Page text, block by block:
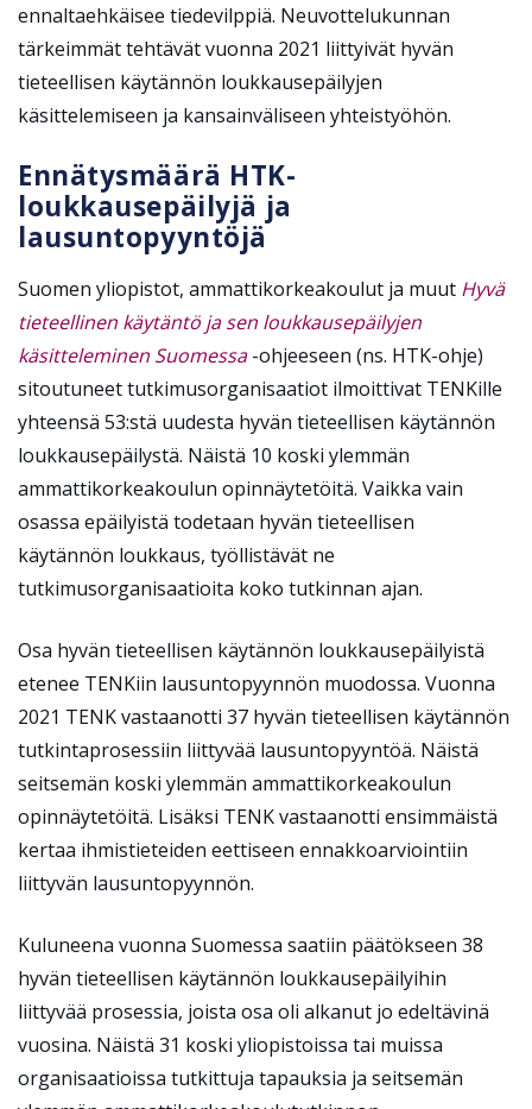
ennaltaehkäisee tiedevilppiä. Neuvottelukunnan
tärkeimmät tehtävät vuonna 2021 liittyivät hyvän
tieteellisen käytännön loukkausepäilyjen
käsittelemiseen ja kansainväliseen yhteistyöhön.
Ennätysmäärä HTK-
loukkausepäilyjä ja
lausuntopyyntöjä
Suomen yliopistot, ammattikorkeakoulut ja muut Hyvä
tieteellinen käytäntö ja sen loukkausepäilyjen
käsitteleminen Suomessa -ohjeeseen (ns. HTK-ohje)
sitoutuneet tutkimusorganisaatiot ilmoittivat TENKille
yhteensä 53:stä uudesta hyvän tieteellisen käytännön
loukkausepäilystä. Näistä 10 koski ylemmän
ammattikorkeakoulun opinnäytetöitä. Vaikka vain
osassa epäilyistä todetaan hyvän tieteellisen
käytännön loukkaus, työllistävät ne
tutkimusorganisaatioita koko tutkinnan ajan.
Osa hyvän tieteellisen käytännön loukkausepäilyistä
etenee TENKiin lausuntopyynnön muodossa. Vuonna
2021 TENK vastaanotti 37 hyvän tieteellisen käytännön
tutkintaprosessiin liittyvää lausuntopyyntöä. Näistä
seitsemän koski ylemmän ammattikorkeakoulun
opinnäytetöitä. Lisäksi TENK vastaanotti ensimmäistä
kertaa ihmistieteiden eettiseen ennakkoarviointiin
liittyvän lausuntopyynnön.
Kuluneena vuonna Suomessa saatiin päätökseen 38
hyvän tieteellisen käytännön loukkausepäilyihin
liittyvää prosessia, joista osa oli alkanut jo edeltävinä
vuosina. Näistä 31 koski yliopistoissa tai muissa
organisaatioissa tutkittuja tapauksia ja seitsemän